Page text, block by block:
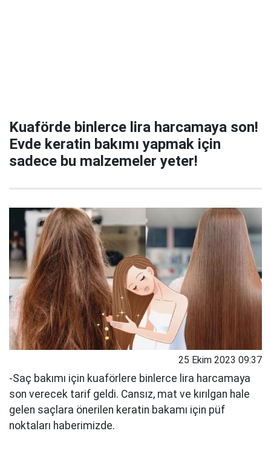
Kuaförde binlerce lira harcamaya son!
Evde keratin bakımı yapmak için
sadece bu malzemeler yeter!
25 Ekim 2023 09:37
-Saç bakımı için kuaförlere binlerce lira harcamaya
son verecek tarif geldi. Cansız, mat ve kırılgan hale
gelen saçlara önerilen keratin bakamı için püf
noktaları haberimizde.